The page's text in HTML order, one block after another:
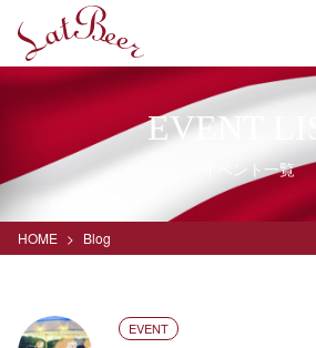
EVENT
イベント一覧
HOME Blog
EVENT